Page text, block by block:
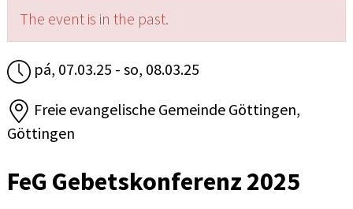
The event is in the past.
pá, 07.03.25 - so, 08.03.25
Freie evangelische Gemeinde Göttingen,
Göttingen
FeG Gebetskonferenz 2025